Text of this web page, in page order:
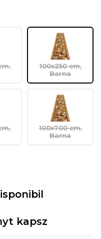
100x250 cm,
Barna
100x700 cm,
Barna
kapsz